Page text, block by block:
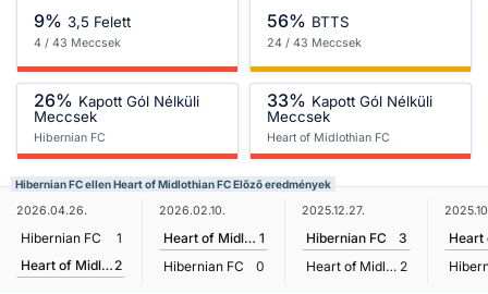
9% 3,5 Felett
4 / 43 Meccsek
56% BTTS
24 / 43 Meccsek
26% Kapott Gól Nélküli
Meccsek
Hibernian FC
33% Kapott Gól Nélküli
Meccsek
Heart of Midlothian FC
Hibernian FC ellen Heart of Midlothian FC Előző eredmények
2026.04.26.
Hibernian FC
1
Heart of Midlothian FC2
2026.02.10.
Heart of Midlothian FC 1
Hibernian FC
0
2025.12.27.
Hibernian FC
3
Heart of Midlothian FC 2